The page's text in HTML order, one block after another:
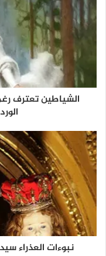
الشياطين تعترف
نبوءات العذراء